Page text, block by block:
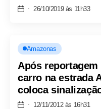
26/10/2019 às 11h33
Amazonas
Após
carro na estrada
coloca
12/11/2012 às 16h31